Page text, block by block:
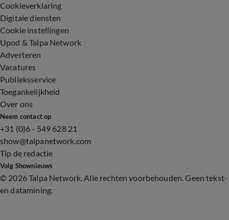
Cookieverklaring
Digitale diensten
Cookie instellingen
Upod & Talpa Network
Adverteren
Vacatures
Publieksservice
Toegankelijkheid
Over ons
Neem contact op
+31 (0)6 - 549 628 21
show@talpanetwork.com
Tip de redactie
Volg Shownieuws
© 2026 Talpa Network. Alle rechten voorbehouden. Geen tekst-
en datamining.